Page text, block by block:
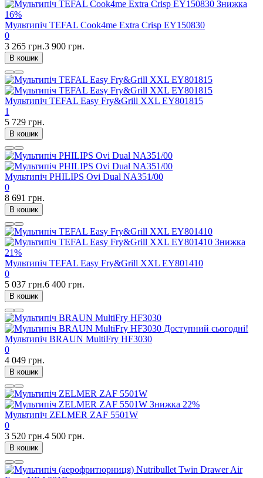
Знижка
16%
Мультипіч TEFAL Cook4me Extra Crisp EY150830
0
3 265 грн.3 900 грн.
В кошик
Мультипіч TEFAL Easy Fry&Grill XXL EY801815
1
5 729 грн.
В кошик
Мультипіч PHILIPS Ovi Dual NA351/00
0
8 691 грн.
В кошик
Знижка
21%
Мультипіч TEFAL Easy Fry&Grill XXL EY801410
0
5 037 грн.6 400 грн.
В кошик
Доступний сьогодні!
Мультипіч BRAUN MultiFry HF3030
0
4 049 грн.
В кошик
Знижка 22%
Мультипіч ZELMER ZAF 5501W
0
3 520 грн.4 500 грн.
В кошик